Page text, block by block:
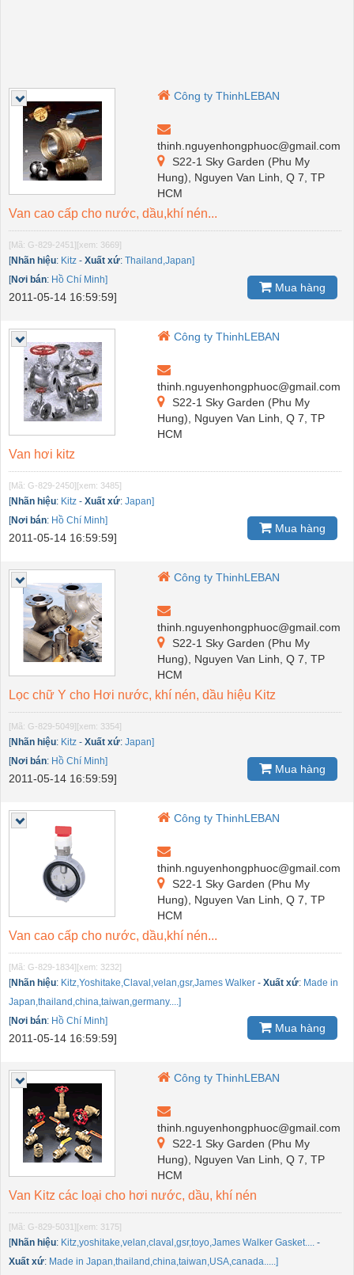
Công ty ThinhLEBAN
thinh.nguyenhongphuoc@gmail.com
S22-1 Sky Garden (Phu My
Hung), Nguyen Van Linh, Q 7, TP
HCM
Van cao cấp cho nước, dầu,khí nén...
[Mã: G-829-2451][xem: 3669]
[Nhãn hiệu: Kitz - Xuất xứ: Thailand,Japan]
[Nơi bán: Hồ Chí Minh]
2011-05-14 16:59:59]
Mua hàng
Công ty ThinhLEBAN
thinh.nguyenhongphuoc@gmail.com
S22-1 Sky Garden (Phu My
Hung), Nguyen Van Linh, Q 7, TP
HCM
Van hơi kitz
[Mã: G-829-2450][xem: 3485]
[Nhãn hiệu: Kitz - Xuất xứ: Japan]
[Nơi bán: Hồ Chí Minh]
2011-05-14 16:59:59]
Mua hàng
Công ty ThinhLEBAN
thinh.nguyenhongphuoc@gmail.com
S22-1 Sky Garden (Phu My
Hung), Nguyen Van Linh, Q 7, TP
HCM
Lọc chữ Y cho Hơi nước, khí nén, dầu hiệu Kitz
[Mã: G-829-5049][xem: 3354]
[Nhãn hiệu: Kitz - Xuất xứ: Japan]
[Nơi bán: Hồ Chí Minh]
2011-05-14 16:59:59]
Mua hàng
Công ty ThinhLEBAN
thinh.nguyenhongphuoc@gmail.com
S22-1 Sky Garden (Phu My
Hung), Nguyen Van Linh, Q 7, TP
HCM
Van cao cấp cho nước, dầu,khí nén...
[Mã: G-829-1834][xem: 3232]
[Nhãn hiệu: Kitz,Yoshitake,Claval,velan,gsr,James Walker - Xuất xứ: Made in
Japan,thailand,china,taiwan,germany....]
[Nơi bán: Hồ Chí Minh]
2011-05-14 16:59:59]
Mua hàng
Công ty ThinhLEBAN
thinh.nguyenhongphuoc@gmail.com
S22-1 Sky Garden (Phu My
Hung), Nguyen Van Linh, Q 7, TP
HCM
Van Kitz các loại cho hơi nước, dầu, khí nén
[Mã: G-829-5031][xem: 3175]
[Nhãn hiệu: Kitz,yoshitake,velan,claval,gsr,toyo,James Walker Gasket....
-
Xuất xứ: Made in Japan,thailand,china,taiwan,USA,canada.....]